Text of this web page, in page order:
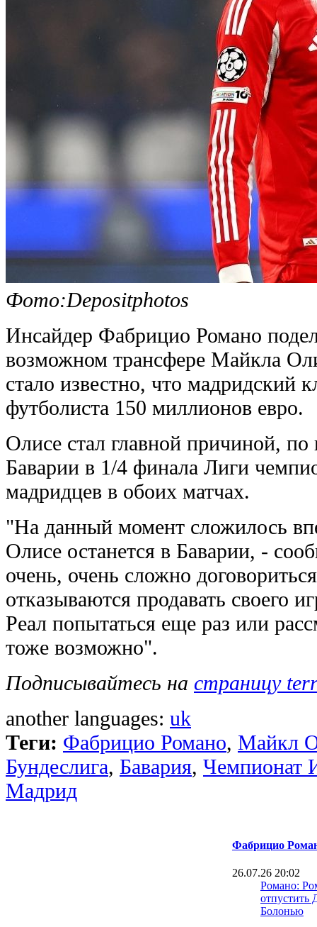
Фото:Depositphotos
Инсайдер Фабрицио Романо
возможном трансфере Майкла
стало известно, что мадридский
футболиста 150 миллионов евро.
Олисе стал главной причиной, по
Баварии в 1/4 финала Лиги
мадридцев в обоих матчах.
"На данный момент сложилось
Олисе останется в Баварии, -
очень, очень сложно
отказываются продавать своего
Реал попытаться еще раз или
тоже возможно".
Подписывайтесь на страницу
another languages: uk
Теги: Фабрицио Романо, Майкл
Бундеслига, Бавария, Чемпионат
Мадрид
Фабрицио
26.07.26 20:02
Романо:
отпустить
Болонью